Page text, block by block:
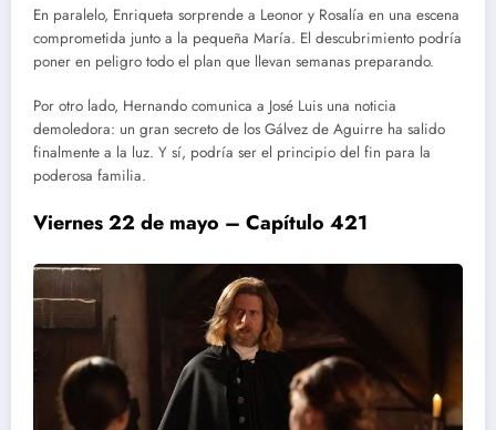
En paralelo, Enriqueta sorprende a Leonor y Rosalía en una escena
comprometida junto a la pequeña María. El descubrimiento podría
poner en peligro todo el plan que llevan semanas preparando.
Por otro lado, Hernando comunica a José Luis una noticia
demoledora: un gran secreto de los Gálvez de Aguirre ha salido
finalmente a la luz. Y sí, podría ser el principio del fin para la
poderosa familia.
Viernes 22 de mayo – Capítulo 421